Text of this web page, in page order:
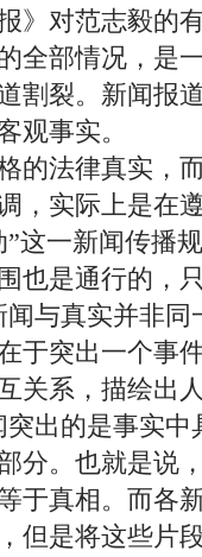
》对范志毅的
全部情况，是
割裂。新闻报
观事实。
法律真实，
，实际上是在
这一新闻传播
也是通行的，
与真实并非
于突出一个事
关系，描绘出
出的是事实
分。也就是说
于真相。而各
但是将这些片